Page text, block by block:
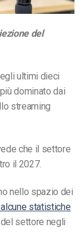
del
ultimi dieci
dominato dai
streaming
che il settore
il 2027.
nello spazio dei
statistiche
settore negli